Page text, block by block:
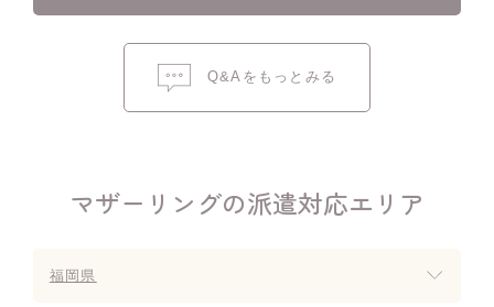
Q&Aをもっとみる
マザーリングの派遣対応エリア
福岡県